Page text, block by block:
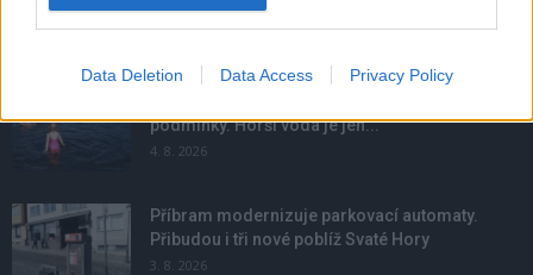
Data Deletion Data Access Privacy Policy
6. 8. 2026
podmínky. Horší voda je jen...
4. 8. 2026
Příbram modernizuje parkovací automaty.
Přibudou i tři nové poblíž Svaté Hory
3. 8. 2026